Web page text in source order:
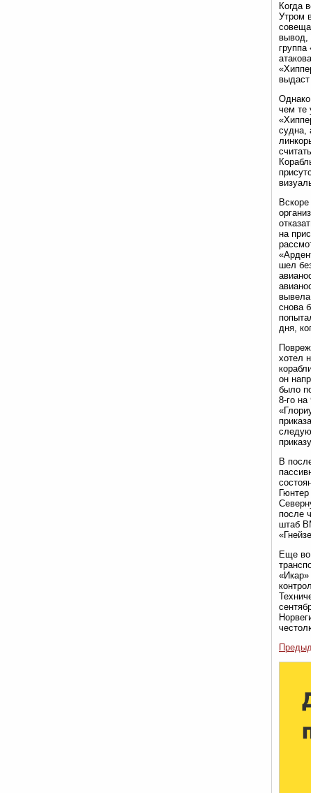
Когда
Утром
вывод,
выдаст
чем те
судна,
на
шел
снова
дня,
хотел
он
было
8-го
В
после
штаб
Еще во